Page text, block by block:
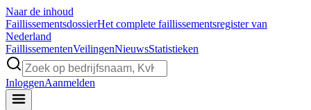
Naar de inhoud
FaillissementsdossierHet complete faillissementsregister van
Nederland
FaillissementenVeilingenNieuwsStatistieken
InloggenAanmelden